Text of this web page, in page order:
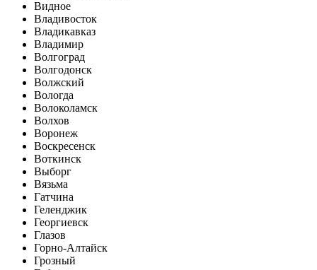
Видное
Владивосток
Владикавказ
Владимир
Волгоград
Волгодонск
Волжский
Вологда
Волоколамск
Волхов
Воронеж
Воскресенск
Воткинск
Выборг
Вязьма
Гатчина
Геленджик
Георгиевск
Глазов
Горно-Алтайск
Грозный